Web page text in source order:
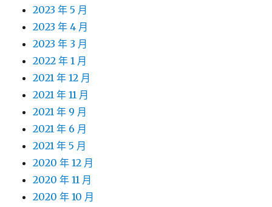
2023 年 5 月
2023 年 4 月
2023 年 3 月
2022 年 1 月
2021 年 12 月
2021 年 11 月
2021 年 9 月
2021 年 6 月
2021 年 5 月
2020 年 12 月
2020 年 11 月
2020 年 10 月